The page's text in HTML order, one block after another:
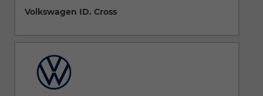
Volkswagen ID. Cross